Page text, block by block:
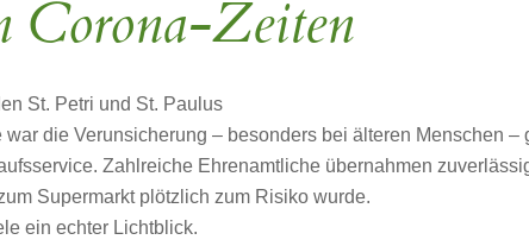
Corona-Zeiten
St. Petri und St. Paulus
war die Verunsicherung – besonders bei älteren Menschen
Zahlreiche Ehrenamtliche übernahmen
Supermarkt plötzlich zum Risiko wurde.
ein echter Lichtblick.